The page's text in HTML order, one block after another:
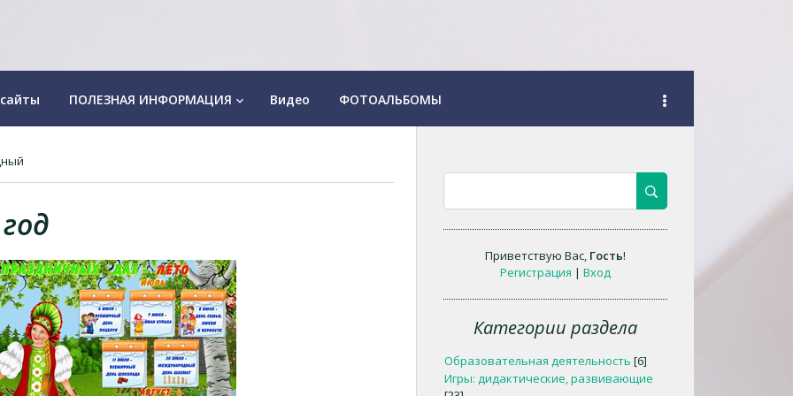
ПОЛЕЗНАЯ ИНФОРМАЦИЯ keyboard_arrow_down Видео ФОТОАЛЬБОМЫ
Приветствую Вас, Гость!
Регистрация |Вход
Категории раздела
Образовательная деятельность [6]
Игры: дидактические, развивающие